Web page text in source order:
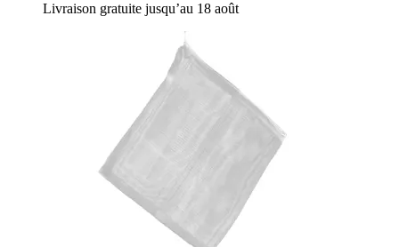
Livraison gratuite jusqu’au 18 août